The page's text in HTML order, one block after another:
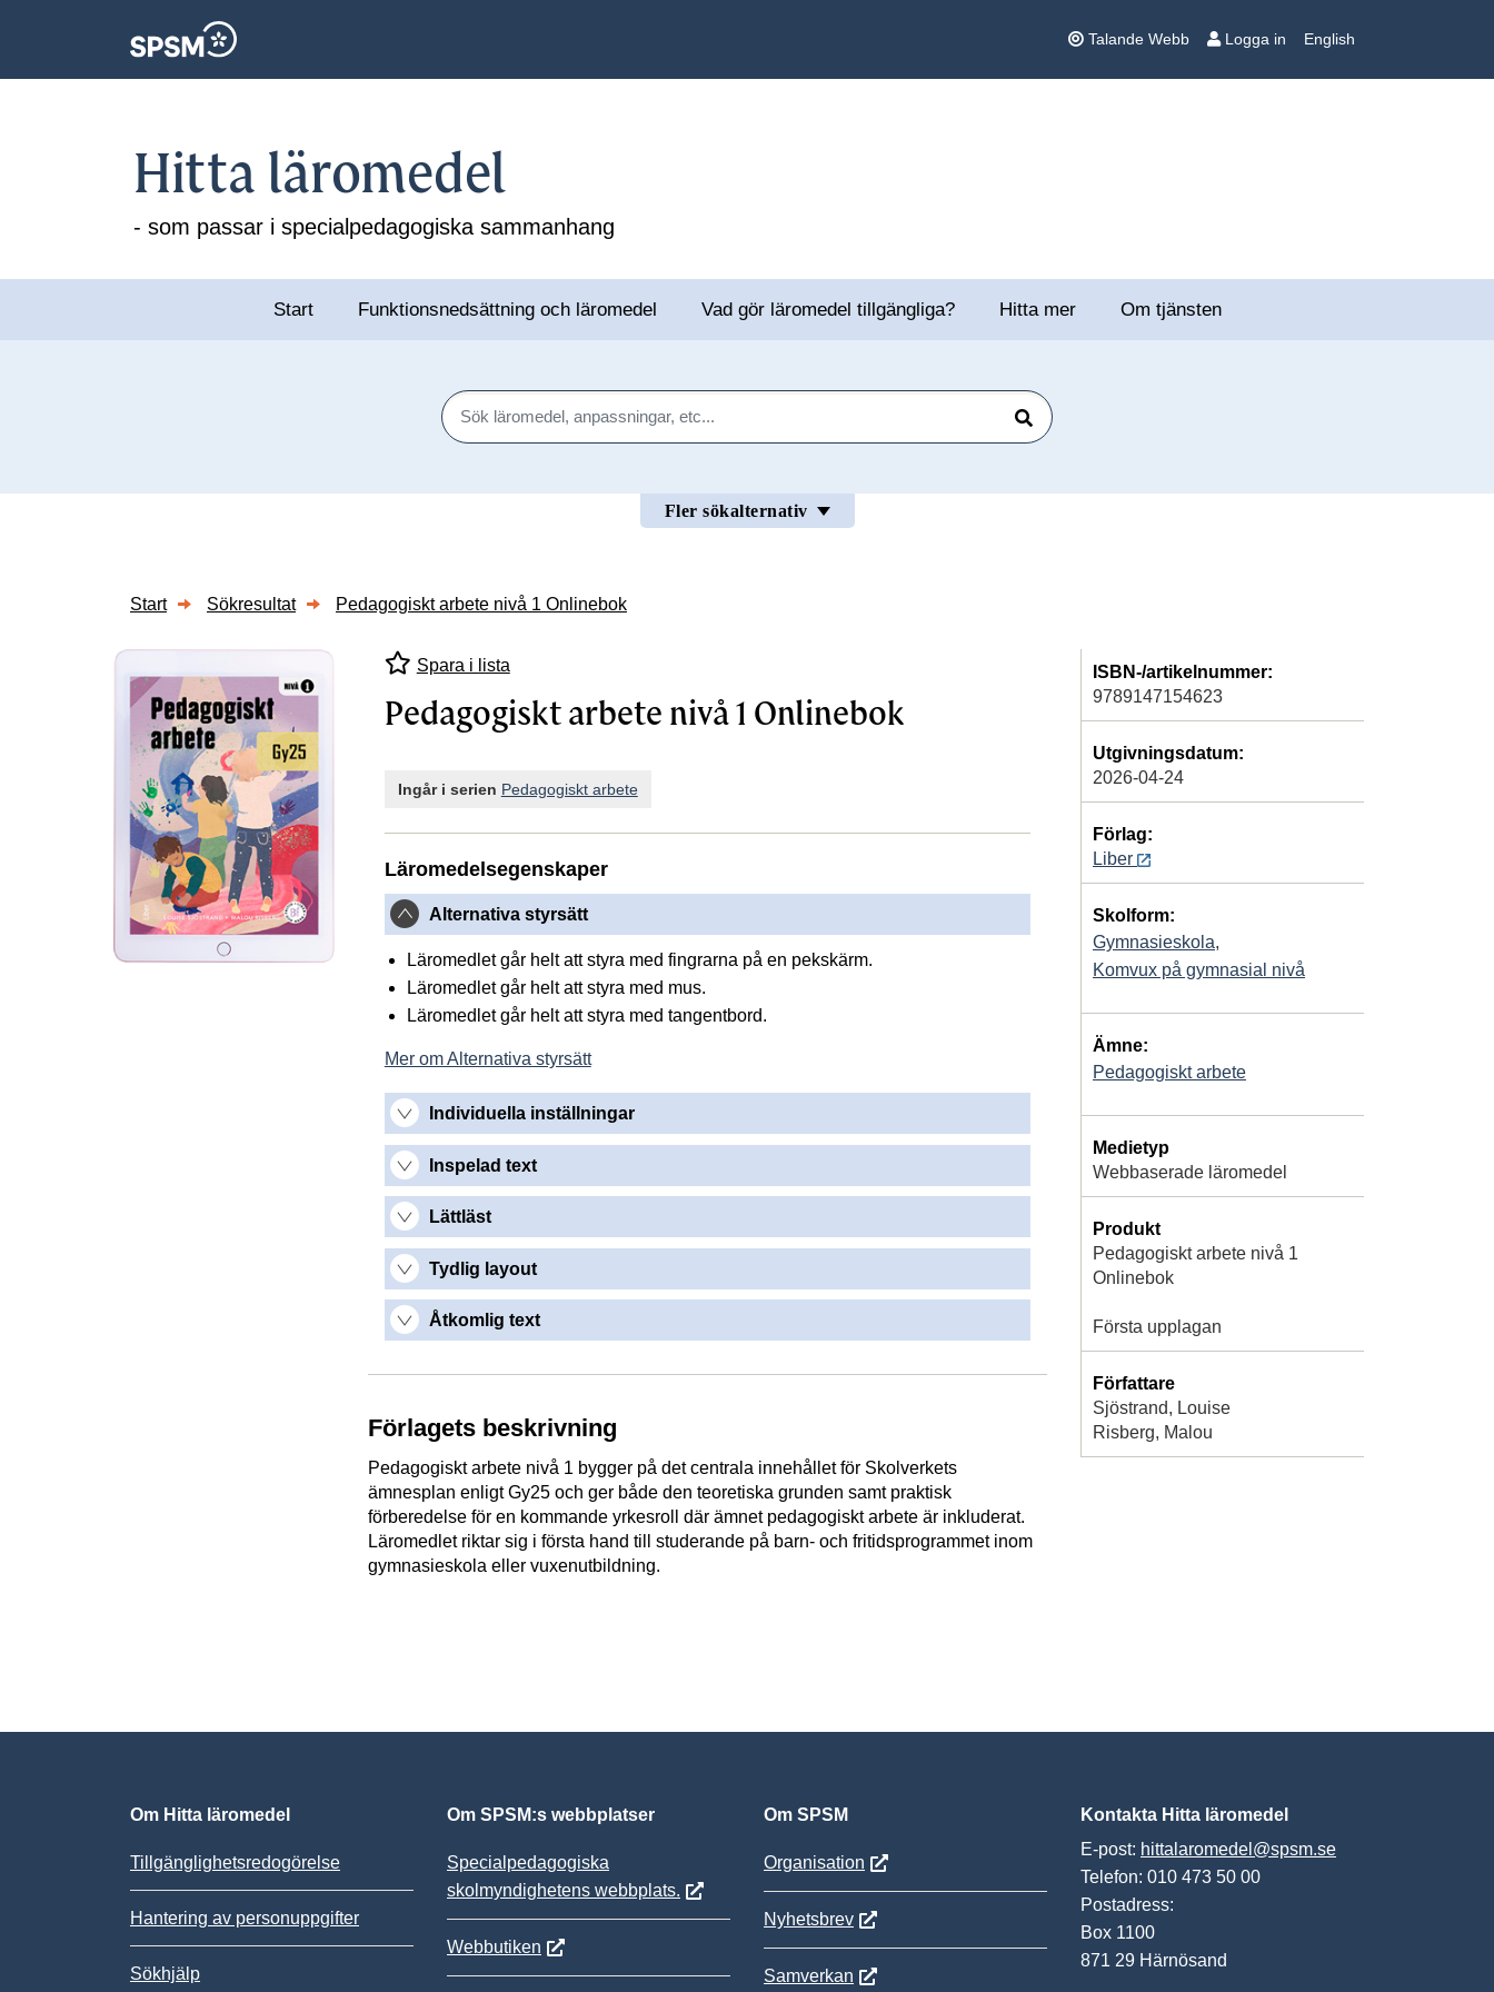
Talande Webb Logga in English
Hitta läromedel
- som passar i specialpedagogiska sammanhang
Start Funktionsnedsättning och läromedel Vad gör läromedel tillgängliga? Hitta mer Om tjänsten
Sök
Sök
Fler sökalternativ
Start Sökresultat Pedagogiskt arbete nivå 1 Onlinebok
Spara i lista
Pedagogiskt arbete nivå 1 Onlinebok
Ingår i serien Pedagogiskt arbete
Läromedelsegenskaper
Alternativa styrsätt
Läromedlet går helt att styra med fingrarna på en pekskärm.
Läromedlet går helt att styra med mus.
Läromedlet går helt att styra med tangentbord.
Mer om Alternativa styrsätt
Individuella inställningar
Inspelad text
Lättläst
Tydlig layout
Åtkomlig text
Förlagets beskrivning
Pedagogiskt arbete nivå 1 bygger på det centrala innehållet för Skolverkets
ämnesplan enligt Gy25 och ger både den teoretiska grunden samt praktisk
förberedelse för en kommande yrkesroll där ämnet pedagogiskt arbete är inkluderat.
Läromedlet riktar sig i första hand till studerande på barn- och fritidsprogrammet inom
gymnasieskola eller vuxenutbildning.
ISBN-/artikelnummer:
9789147154623
Utgivningsdatum:
2026-04-24
Förlag:
Liber
Skolform:
Gymnasieskola,
Komvux på gymnasial nivå
Ämne:
Pedagogiskt arbete
Medietyp
Webbaserade läromedel
Produkt
Pedagogiskt arbete nivå 1
Onlinebok
Första upplagan
Författare
Sjöstrand, Louise
Risberg, Malou
Om Hitta läromedel
Tillgänglighetsredogörelse
Hantering av personuppgifter
Sökhjälp
Om SPSM:s webbplatser
Specialpedagogiska
skolmyndighetens webbplats.
Webbutiken
Om SPSM
Organisation
Nyhetsbrev
Samverkan
Kontakta Hitta läromedel
E-post: hittalaromedel@spsm.se
Telefon: 010 473 50 00
Postadress:
Box 1100
871 29 Härnösand